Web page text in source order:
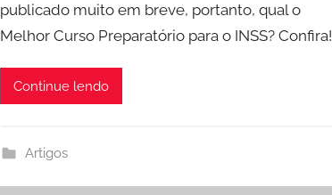
publicado muito em breve, portanto, qual o
Melhor Curso Preparatório para o INSS? Confira!
Continue lendo
Artigos